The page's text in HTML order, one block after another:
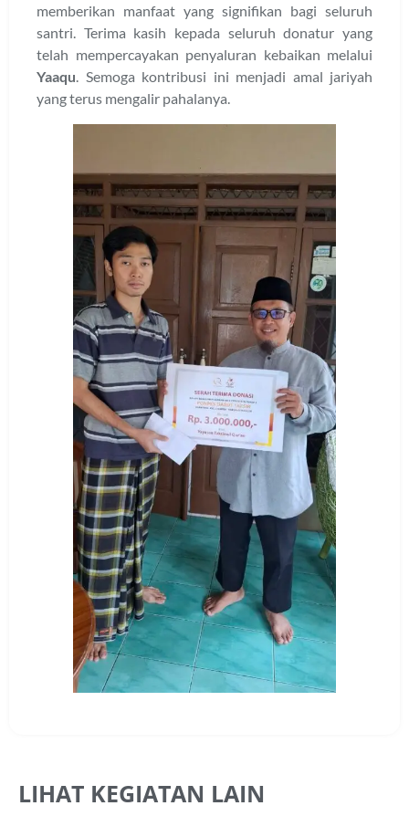
memberikan manfaat yang signifikan bagi seluruh
santri. Terima kasih kepada seluruh donatur yang
telah mempercayakan penyaluran kebaikan melalui
Yaaqu . Semoga kontribusi ini menjadi amal jariyah
yang terus mengalir pahalanya.
LIHAT KEGIATAN LAIN